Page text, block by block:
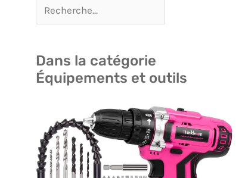
Dans la catégorie
Équipements et outils